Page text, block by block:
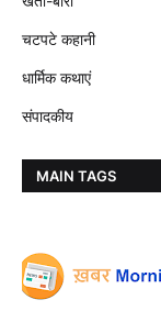
चटपटे कहानी
धार्मिक कथाएं
संपादकीय
MAIN TAGS